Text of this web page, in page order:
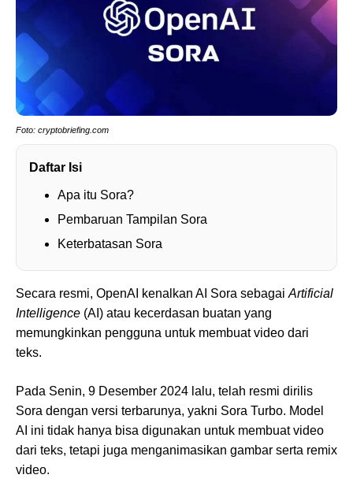
Foto: cryptobriefing.com
Daftar Isi
Apa itu Sora?
Pembaruan Tampilan Sora
Keterbatasan Sora
Secara resmi, OpenAI kenalkan AI Sora sebagaiArtificial
Intelligence (AI) atau kecerdasan buatan yang
memungkinkan pengguna untuk membuat video dari
teks.
Pada Senin, 9 Desember 2024 lalu, telah resmi dirilis
Sora dengan versi terbarunya, yakni Sora Turbo. Model
AI ini tidak hanya bisa digunakan untuk membuat video
dari teks, tetapi juga menganimasikan gambar serta remix
video.